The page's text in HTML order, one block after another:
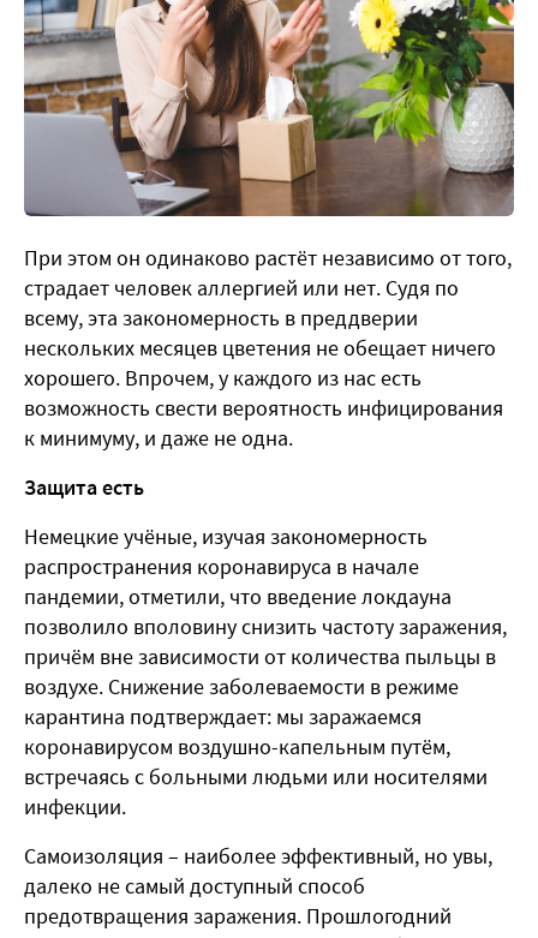
При этом он одинаково растёт независимо от того,
страдает человек аллергией или нет. Судя по
всему, эта закономерность в преддверии
нескольких месяцев цветения не обещает ничего
хорошего. Впрочем, у каждого из нас есть
возможность свести вероятность инфицирования
к минимуму, и даже не одна.
Защита есть
Немецкие учёные, изучая закономерность
распространения коронавируса в начале
пандемии, отметили, что введение локдауна
позволило вполовину снизить частоту заражения,
причём вне зависимости от количества пыльцы в
воздухе. Снижение заболеваемости в режиме
карантина подтверждает: мы заражаемся
коронавирусом воздушно-капельным путём,
встречаясь с больными людьми или носителями
инфекции.
Самоизоляция – наиболее эффективный, но увы,
далеко не самый доступный способ
предотвращения заражения. Прошлогодний